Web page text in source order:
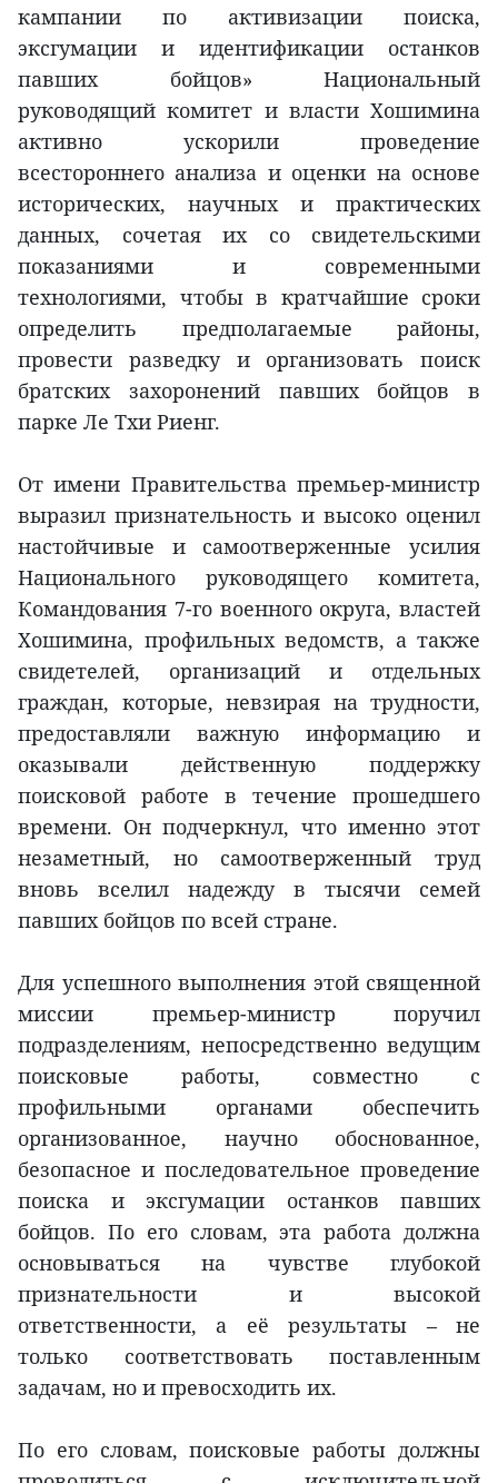
кампании по активизации поиска,
эксгумации и идентификации останков
павших бойцов» Национальный
руководящий комитет и власти Хошимина
активно ускорили проведение
всестороннего анализа и оценки на основе
исторических, научных и практических
данных, сочетая их со свидетельскими
показаниями и современными
технологиями, чтобы в кратчайшие сроки
определить предполагаемые районы,
провести разведку и организовать поиск
братских захоронений павших бойцов в
парке Ле Тхи Риенг.
От имени Правительства премьер-министр
выразил признательность и высоко оценил
настойчивые и самоотверженные усилия
Национального руководящего комитета,
Командования 7-го военного округа, властей
Хошимина, профильных ведомств, а также
свидетелей, организаций и отдельных
граждан, которые, невзирая на трудности,
предоставляли важную информацию и
оказывали действенную поддержку
поисковой работе в течение прошедшего
времени. Он подчеркнул, что именно этот
незаметный, но самоотверженный труд
вновь вселил надежду в тысячи семей
павших бойцов по всей стране.
Для успешного выполнения этой священной
миссии премьер-министр поручил
подразделениям, непосредственно ведущим
поисковые работы, совместно с
профильными органами обеспечить
организованное, научно обоснованное,
безопасное и последовательное проведение
поиска и эксгумации останков павших
бойцов. По его словам, эта работа должна
основываться на чувстве глубокой
признательности и высокой
ответственности, а её результаты – не
только соответствовать поставленным
задачам, но и превосходить их.
По его словам, поисковые работы должны